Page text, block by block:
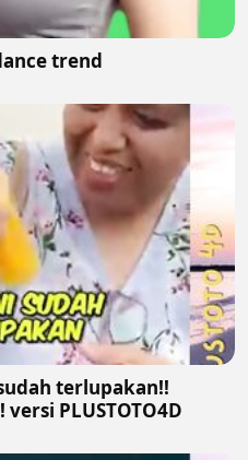
trend
terlupakan!!
PLUSTOTO4D